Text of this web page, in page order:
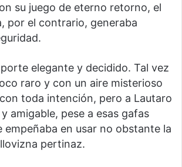
su juego de eterno retorno, el
por el contrario, generaba
elegante y decidido. Tal vez
raro y con un aire misterioso
toda intención, pero a Lautaro
amigable, pese a esas gafas
empeñaba en usar no obstante la
pertinaz.